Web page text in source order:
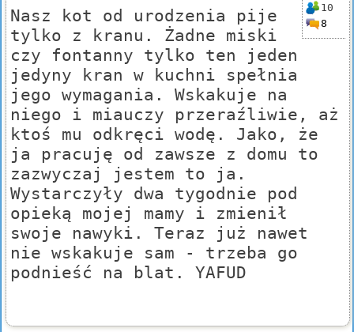
10
8
Nasz kot od urodzenia pije
tylko z kranu. Żadne miski
czy fontanny tylko ten jeden
jedyny kran w kuchni spełnia
jego wymagania. Wskakuje na
niego i miauczy przeraźliwie, aż
ktoś mu odkręci wodę. Jako, że
ja pracuję od zawsze z domu to
zazwyczaj jestem to ja.
Wystarczyły dwa tygodnie pod
opieką mojej mamy i zmienił
swoje nawyki. Teraz już nawet
nie wskakuje sam - trzeba go
podnieść na blat. YAFUD